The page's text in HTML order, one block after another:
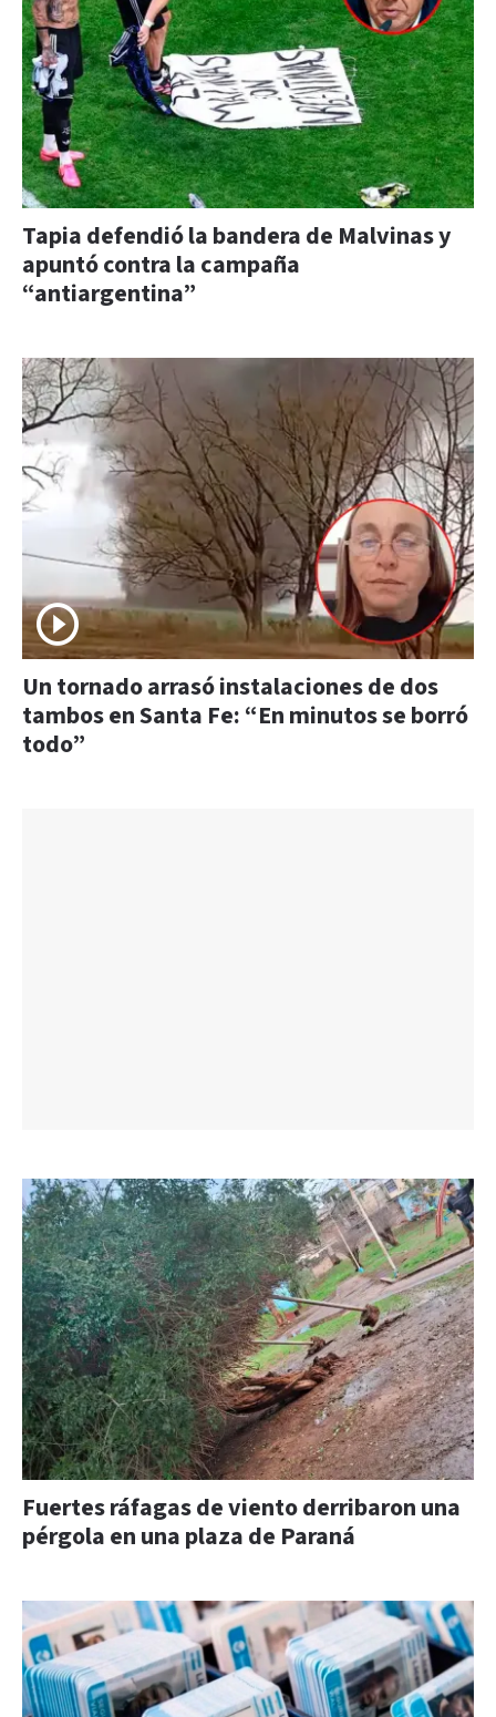
Tapia defendió la bandera de Malvinas y
apuntó contra la campaña
“antiargentina”
Un tornado arrasó instalaciones de dos
tambos en Santa Fe: “En minutos se borró
todo”
Fuertes ráfagas de viento derribaron una
pérgola en una plaza de Paraná